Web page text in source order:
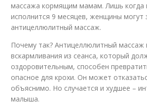
массажа кормящим мамам. Лишь когда
исполнится 9 месяцев, женщины могут
антицеллюлитный массаж.
Почему так? Антицеллюлитный массаж
вскармливания из сеанса, который
оздоровительным, способен
опасное для крохи. Он может
объяснимо. Но случается и худшее –
малыша.